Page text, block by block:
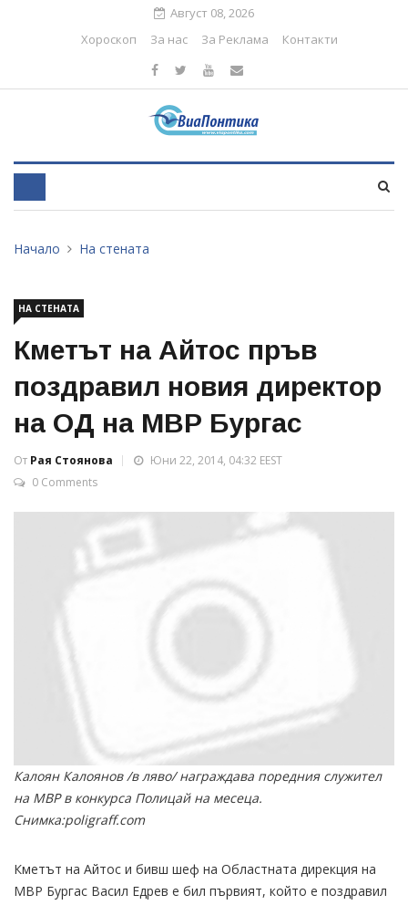
Август 08, 2026
Хороскоп
За нас За Реклама Контакти
Начало На стената
НА СТЕНАТА
Кметът на Айтос пръв
поздравил новия директор
на ОД на МВР Бургас
От Рая Стоянова
Юни 22, 2014, 04:32 EEST
0 Comments
Калоян Калоянов /в ляво/ награждава поредния служител
на МВР в конкурса Полицай на месеца.
Снимка:poligraff.com
Кметът на Айтос и бивш шеф на Областната дирекция на
МВР Бургас Васил Едрев е бил първият, който е поздравил